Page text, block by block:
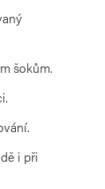
šokům.
i při